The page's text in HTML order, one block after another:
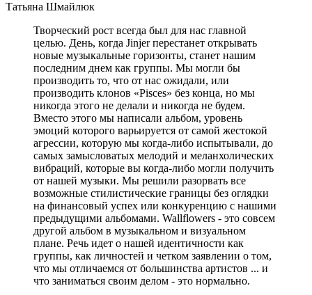
Татьяна Шмайлюк
Творческий рост всегда был для нас главной
целью. День, когда Jinjer перестанет открывать
новые музыкальные горизонты, станет нашим
последним днем как группы. Мы могли бы
производить то, что от нас ожидали, или
производить клонов «Pisces» без конца, но мы
никогда этого не делали и никогда не будем.
Вместо этого мы написали альбом, уровень
эмоций которого варьируется от самой жестокой
агрессии, которую мы когда-либо испытывали, до
самых замысловатых мелодий и меланхолических
вибраций, которые вы когда-либо могли получить
от нашей музыки. Мы решили разорвать все
возможные стилистические границы без оглядки
на финансовый успех или конкуренцию с нашими
предыдущими альбомами. Wallflowers - это совсем
другой альбом в музыкальном и визуальном
плане. Речь идет о нашей идентичности как
группы, как личностей и четком заявлении о том,
что мы отличаемся от большинства артистов ... и
что заниматься своим делом - это нормально.